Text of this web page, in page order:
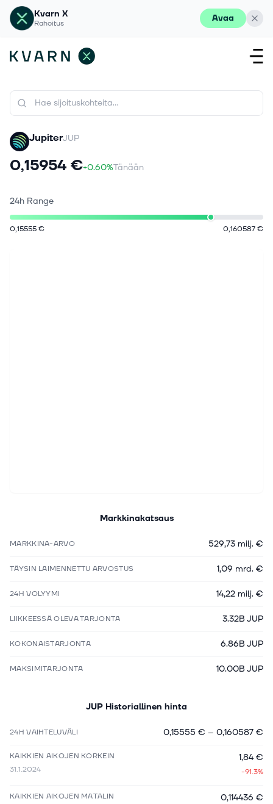
Kvarn X
Rahoitus Avaa
JupiterJUP
0,15954 €+0.60%Tänään
24h Range
0,15555 € 0,160587 €
Markkinakatsaus
MARKKINA-ARVO 529,73 milj. €
TÄYSIN LAIMENNETTU ARVOSTUS 1,09 mrd. €
24H VOLYYMI 14,22 milj. €
LIIKKEESSÄ OLEVA TARJONTA 3.32B JUP
KOKONAISTARJONTA 6.86B JUP
MAKSIMITARJONTA 10.00B JUP
JUP Historiallinen hinta
24H VAIHTELUVÄLI 0,15555 € – 0,160587 €
KAIKKIEN AIKOJEN KORKEIN
31.1.2024
1,84 €
-91.3%
KAIKKIEN AIKOJEN MATALIN
0,114436 €